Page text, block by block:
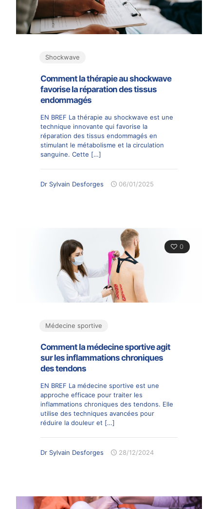
Shockwave
Comment la thérapie au shockwave
favorise la réparation des tissus
endommagés
EN BREF La thérapie au shockwave est une
technique innovante qui favorise la
réparation des tissus endommagés en
stimulant le métabolisme et la circulation
sanguine. Cette […]
Dr Sylvain Desforges 06/01/2025
0
Médecine sportive
Comment la médecine sportive agit
sur les inflammations chroniques
des tendons
EN BREF La médecine sportive est une
approche efficace pour traiter les
inflammations chroniques des tendons. Elle
utilise des techniques avancées pour
réduire la douleur et […]
Dr Sylvain Desforges 28/12/2024